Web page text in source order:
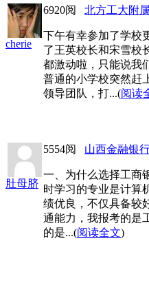
cherie
6920阅 北方工大附
下午有幸参加了学校
了王英校长和宋雪校
都激动啦，只能说我
普通的小学校突然赶
领导团队，打...(阅读
肚母脐
5554阅 山西金融银
一、为什么选择工商
时学习的专业是计算
绩优良，不仅具备较
通能力，我报考的是
的是...(阅读全文)